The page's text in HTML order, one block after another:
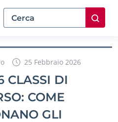
25 Febbraio 2026
CLASSI DI
COME
GLI